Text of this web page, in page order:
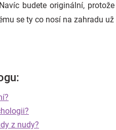
budete originální,
se ty co nosí na zahradu
z nudy?